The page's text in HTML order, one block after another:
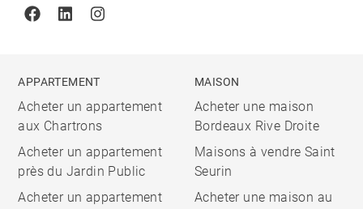
FacebookLinkedinInstagram
APPARTEMENT
Acheter un appartement
aux Chartrons
Acheter un appartement
près du Jardin Public
Acheter un appartement
MAISON
Acheter une maison
Bordeaux Rive Droite
Maisons à vendre Saint
Seurin
Acheter une maison au